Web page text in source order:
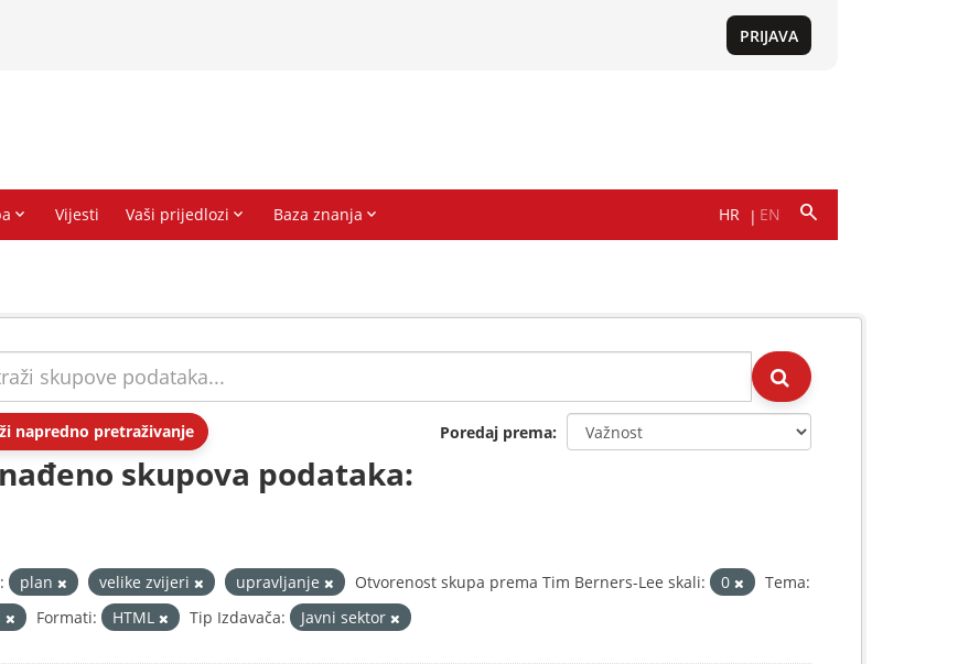
napredno pretraživanje Poredaj prema
skupova podataka:
plan velike zvijeri upravljanje Otvorenost skupa prema Tim Berners-Lee skali: 0
Tema:
Formati: HTML Tip Izdavača: Javni sektor